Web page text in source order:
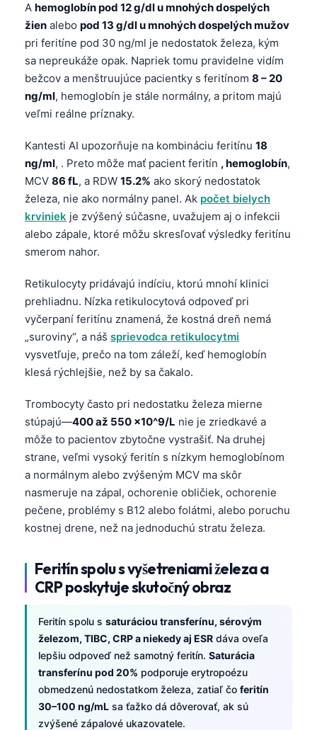
A hemoglobín pod 12 g/dl u mnohých dospelých
žien alebo pod 13 g/dl u mnohých dospelých mužov
pri feritíne pod 30 ng/ml je nedostatok železa, kým
sa nepreukáže opak. Napriek tomu pravidelne vidím
bežcov a menštruujúce pacientky s feritínom 8 – 20
ng/ml, hemoglobín je stále normálny, a pritom majú
veľmi reálne príznaky.
Kantesti AI upozorňuje na kombináciu feritínu 18
ng/ml, . Preto môže mať pacient feritín , hemoglobín,
MCV 86 fL, a RDW 15.2% ako skorý nedostatok
železa, nie ako normálny panel. Ak počet bielych
krviniek je zvýšený súčasne, uvažujem aj o infekcii
alebo zápale, ktoré môžu skresľovať výsledky feritínu
smerom nahor.
Retikulocyty pridávajú indíciu, ktorú mnohí klinici
prehliadnu. Nízka retikulocytová odpoveď pri
vyčerpaní feritínu znamená, že kostná dreň nemá
„suroviny“, a náš sprievodca retikulocytmi
vysvetľuje, prečo na tom záleží, keď hemoglobín
klesá rýchlejšie, než by sa čakalo.
Trombocyty často pri nedostatku železa mierne
stúpajú—400 až 550 ×10^9/L nie je zriedkavé a
môže to pacientov zbytočne vystrašiť. Na druhej
strane, veľmi vysoký feritín s nízkym hemoglobínom
a normálnym alebo zvýšeným MCV ma skôr
nasmeruje na zápal, ochorenie obličiek, ochorenie
pečene, problémy s B12 alebo folátmi, alebo poruchu
kostnej drene, než na jednoduchú stratu železa.
Feritín spolu s vyšetreniami železa a
CRP poskytuje skutočný obraz
Feritín spolu s saturáciou transferínu, sérovým
železom, TIBC, CRP a niekedy aj ESR dáva oveľa
lepšiu odpoveď než samotný feritín. Saturácia
transferínu pod 20% podporuje erytropoézu
obmedzenú nedostatkom železa, zatiaľ čo feritín
30–100 ng/mL sa ťažko dá dôverovať, ak sú
zvýšené zápalové ukazovatele.
Татар теле
Беларуская мова
Esperanto
Frysk
Ślōnskŏ gŏdka